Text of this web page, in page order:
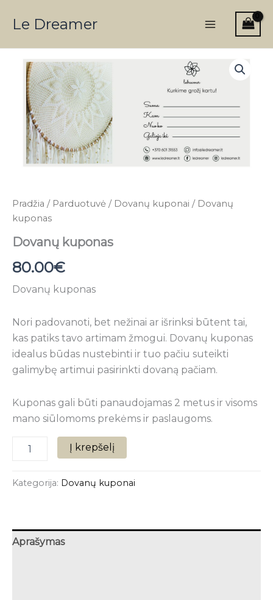
prieLe Dreamer
Main
Menu
Pradžia / Parduotuvė / Dovanų kuponai / Dovanų
kuponas
Dovanų kuponas
80.00€
Dovanų kuponas
Nori padovanoti, bet nežinai ar išrinksi būtent tai,
kas patiks tavo artimam žmogui. Dovanų kuponas
idealus būdas nustebinti ir tuo pačiu suteikti
galimybę artimui pasirinkti dovaną pačiam.
Kuponas gali būti panaudojamas 2 metus ir visoms
mano siūlomoms prekėms ir paslaugoms.
kiekis:
Dovanų
kuponas
Į krepšelį
Kategorija: Dovanų kuponai
Aprašymas